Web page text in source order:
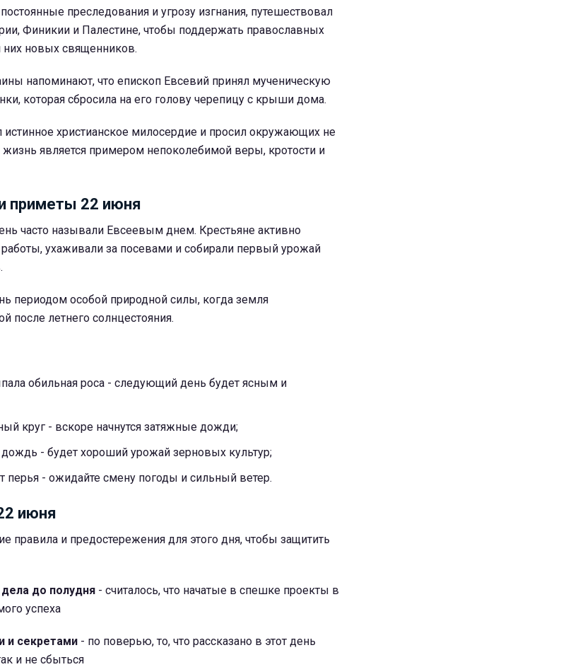
преследования и угрозу изгнания, путешествовал
Финикии и Палестине, чтобы поддержать православных
них новых священников.
напоминают, что епископ Евсевий принял мученическую
которая сбросила на его голову черепицу с крыши дома.
христианское милосердие и просил окружающих не
является примером непоколебимой веры, кротости и
приметы 22 июня
часто называли Евсеевым днем. Крестьяне активно
ухаживали за посевами и собирали первый урожай
периодом особой природной силы, когда земля
после летнего солнцестояния.
обильная роса - следующий день будет ясным и
круг - вскоре начнутся затяжные дожди;
- будет хороший урожай зерновых культур;
перья - ожидайте смену погоды и сильный ветер.
июня
правила и предостережения для этого дня, чтобы защитить
до полудня - считалось, что начатые в спешке проекты в
успеха
и секретами - по поверью, то, что рассказано в этот день
и не сбыться